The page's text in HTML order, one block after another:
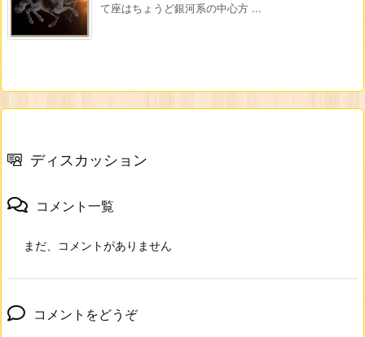
て座はちょうど銀河系の中心方 ...
ディスカッション
コメント一覧
まだ、コメントがありません
コメントをどうぞ